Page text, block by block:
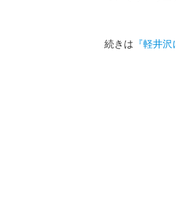
続きは 『軽井